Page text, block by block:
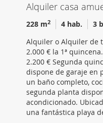
Alquiler casa
228 m2 4 hab.
3
Alquiler o Alquiler de
2.000 € la 1ª
2.200 € Segunda
dispone de garaje en
un baño completo,
segunda planta
acondicionado.
una fantástica playa